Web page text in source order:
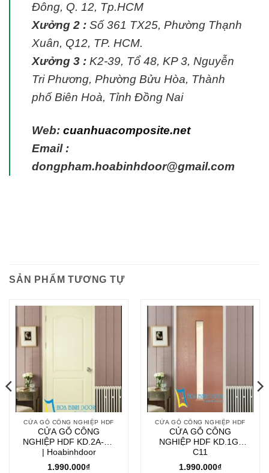
Đông, Q. 12, Tp.HCM
Xưởng 2 : Số 361 TX25, Phường Thạnh
Xuân, Q12, TP. HCM.
Xưởng 3 : K2-39, Tổ 48, KP 3, Nguyễn
Tri Phương, Phường Bửu Hòa, Thành
phố Biên Hoà, Tỉnh Đồng Nai
Web: cuanhuacomposite.net
Email :
dongpham.hoabinhdoor@gmail.com
SẢN PHẨM TƯƠNG TỰ
CỬA GỖ CÔNG NGHIỆP HDF
CỬA GỖ CÔNG
NGHIỆP HDF KD.2A-C3
| Hoabinhdoor
1.990.000₫
CỬA GỖ CÔNG NGHIỆP HDF
CỬA GỖ CÔNG
NGHIỆP HDF KD.1G-
C11
1.990.000₫